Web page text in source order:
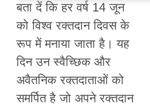
बता दें कि हर वर्ष 14 जून
को विश्व रक्तदान दिवस के
रूप में मनाया जाता है। यह
दिन उन स्वैच्छिक और
अवैतनिक रक्तदाताओं को
समर्पित है जो अपने रक्तदान